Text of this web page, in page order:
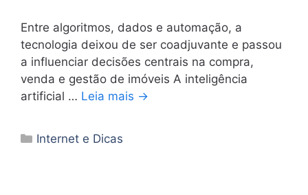
Entre algoritmos, dados e automação, a
tecnologia deixou de ser coadjuvante e passou
a influenciar decisões centrais na compra,
venda e gestão de imóveis A inteligência
artificial … Leia mais →
Categorias
Internet e Dicas